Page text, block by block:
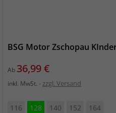
BSG Motor Zschopau
Ab Preis
36,99 €
inkl. MwSt. zzgl. Versand
116 128 140 152 164